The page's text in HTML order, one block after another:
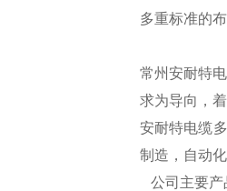
多重标准的
常州安耐特
求为导向，
安耐特电缆
制造，自动
公司主要产